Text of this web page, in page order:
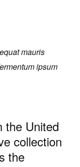
mauris
ipsum
the United
collection
the